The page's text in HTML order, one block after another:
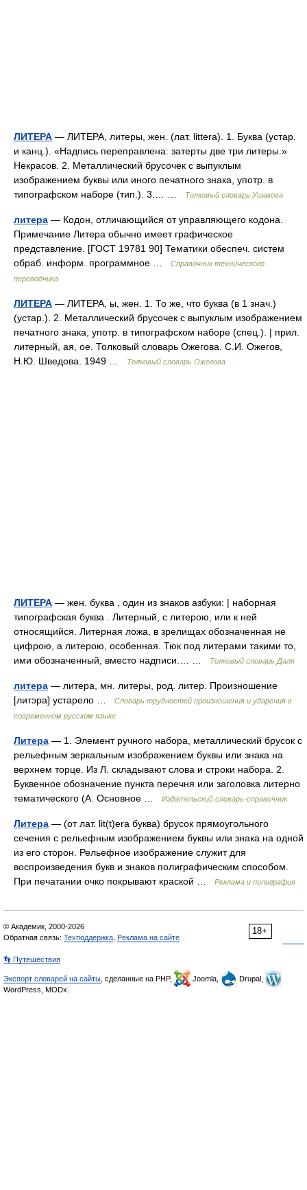
ЛИТЕРА — ЛИТЕРА, литеры, жен. (лат. littera). 1. Буква (устар.
и канц.). «Надпись переправлена: затерты две три литеры.»
Некрасов. 2. Металлический брусочек с выпуклым
изображением буквы или иного печатного знака, употр. в
типографском наборе (тип.). 3.… …
Толковый словарь Ушакова
литера — Кодон, отличающийся от управляющего кодона.
Примечание Литера обычно имеет графическое
представление. [ГОСТ 19781 90] Тематики обеспеч. систем
обраб. информ. программное …
Справочник технического
переводчика
ЛИТЕРА — ЛИТЕРА, ы, жен. 1. То же, что буква (в 1 знач.)
(устар.). 2. Металлический брусочек с выпуклым изображением
печатного знака, употр. в типографском наборе (спец.). | прил.
литерный, ая, ое. Толковый словарь Ожегова. С.И. Ожегов,
Н.Ю. Шведова. 1949 …
Толковый словарь Ожегова
ЛИТЕРА — жен. буква , один из знаков азбуки: | наборная
типографская буква . Литерный, с литерою, или к ней
относящийся. Литерная ложа, в зрелищах обозначенная не
цифрою, а литерою, особенная. Тюк под литерами такими то,
ими обозначенный, вместо надписи.… …
Толковый словарь Даля
литера — литера, мн. литеры, род. литер. Произношение
[литэра] устарело …
Словарь трудностей произношения и ударения в
современном русском языке
Литера — 1. Элемент ручного набора, металлический брусок с
рельефным зеркальным изображением буквы или знака на
верхнем торце. Из Л. складывают слова и строки набора. 2.
Буквенное обозначение пункта перечня или заголовка литерно
тематического (А. Основное …
Издательский словарь-справочник
Литера — (от лат. lit(t)era буква) брусок прямоугольного
сечения с рельефным изображением буквы или знака на одной
из его сторон. Рельефное изображение служит для
воспроизведения букв и знаков полиграфическим способом.
При печатании очко покрывают краской …
Реклама и полиграфия
18+
© Академик, 2000-2026
Обратная связь: Техподдержка Реклама на сайте
👣 Путешествия
Экспорт словарей на сайты , сделанные на PHP, Joomla,
Drupal,
WordPress, MODx.